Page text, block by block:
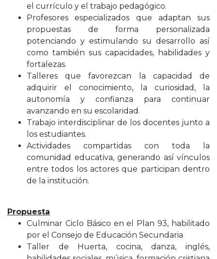
el currículo y el trabajo pedagógico.
Profesores especializados que adaptan sus
propuestas de forma personalizada
potenciando y estimulando su desarrollo así
como también sus capacidades, habilidades y
fortalezas.
Talleres que favorezcan la capacidad de
adquirir el conocimiento, la curiosidad, la
autonomía y confianza para continuar
avanzando en su escolaridad.
Trabajo interdisciplinar de los docentes junto a
los estudiantes.
Actividades compartidas con toda la
comunidad educativa, generando así vínculos
entre todos los actores que participan dentro
de la institución.
Propuesta
Culminar Ciclo Básico en el Plan 93, habilitado
por el Consejo de Educación Secundaria
Taller de Huerta, cocina, danza, inglés,